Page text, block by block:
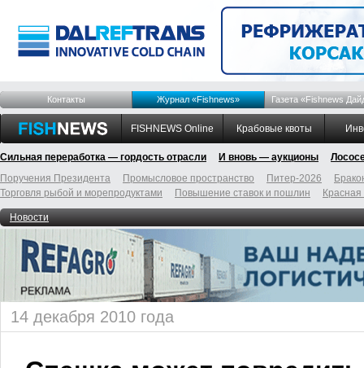
Контакты Журнал «Fishnews» Газета «Fishnews
FISHNEWS Online Крабовые квоты
Сильная переработка — гордость отрасли И вновь — аукционы
Поручения Президента
Промысловое пространство Питер-2026
Торговля рыбой и морепродуктами
Повышение ставок и пошлин
Новости
14 декабря 2010 года